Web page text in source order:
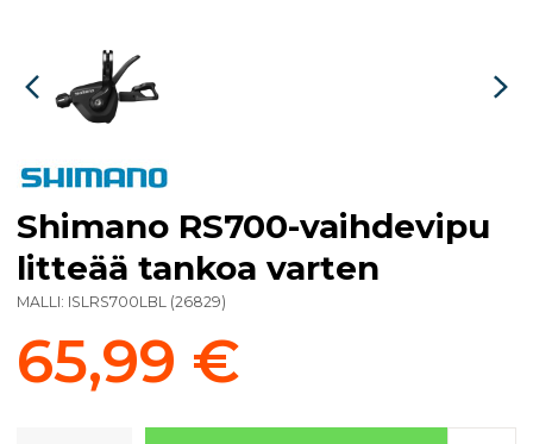
Shimano RS700-vaihdevipu
litteää tankoa varten
MALLI: ISLRS700LBL (26829)
65,99 €